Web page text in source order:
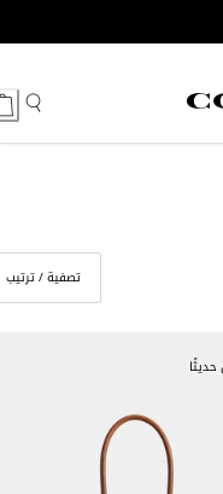
تصفية / ترتيب